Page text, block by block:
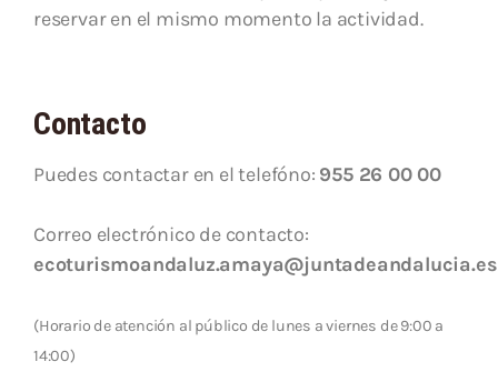
reservar en el mismo momento la actividad.
Contacto
Puedes contactar en el telefóno: 955 26 00 00
Correo electrónico de contacto:
ecoturismoandaluz.amaya@juntadeandalucia.es
(Horario de atención al público de lunes a viernes de 9:00 a
14:00)